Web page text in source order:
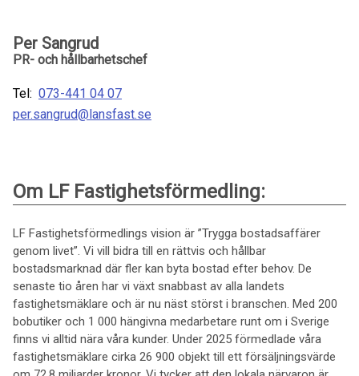
Per Sangrud
PR- och hållbarhetschef
Tel: 073-441 04 07
per.sangrud@lansfast.se
Om LF Fastighetsförmedling:
LF Fastighetsförmedlings vision är ”Trygga bostadsaffärer
genom livet”. Vi vill bidra till en rättvis och hållbar
bostadsmarknad där fler kan byta bostad efter behov. De
senaste tio åren har vi växt snabbast av alla landets
fastighetsmäklare och är nu näst störst i branschen. Med 200
bobutiker och 1 000 hängivna medarbetare runt om i Sverige
finns vi alltid nära våra kunder. Under 2025 förmedlade våra
fastighetsmäklare cirka 26 900 objekt till ett försäljningsvärde